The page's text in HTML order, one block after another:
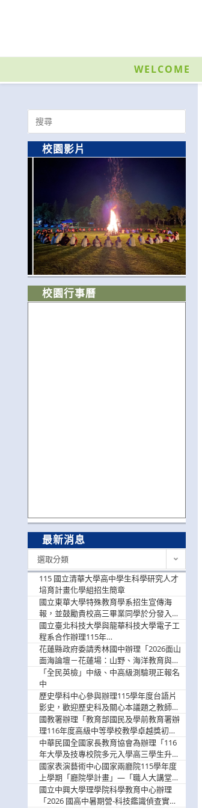
內
WELCOME
Search
for:
校園影片
校園行事曆
最新消息
選取分類
115 國立清華大學高中學生科學研究人才
培育計畫化學組招生簡章
國立東華大學特殊教育學系招生宣傳海
報，並鼓勵貴校高三畢業同學於分發入學
階段踴躍選填。
國立臺北科技大學與龍華科技大學電子工
程系合作辦理115年
「115.08.10~08.12「AI賦能應用於智慧半
導體研習營」，歡迎學生踴躍報名參加
花蓮縣政府委請秀林國中辦理「2026面山
面海論壇－花蓮場：山野、海洋教育與戶
外安全實務課程」，歡迎踴躍報名參加
「全民英檢」中級、中高級測驗現正報名
中
歷史學科中心參與辦理115學年度台語片
影史，歡迎歷史科及關心本議題之教師踴
躍報名參加
國教署辦理「教育部國民及學前教育署辦
理116年度高級中等學校教學卓越獎初選
實施計畫」，鼓勵教師踴躍報名
中華民國全國家長教育協會為辦理「116
年大學及技專校院多元入學高三學生升學
輔導家長說明會」
國家表演藝術中心國家兩廳院115學年度
上學期「廳院學計畫」—「職人大講堂」
及「一日體驗課程」，鼓勵踴躍報名參
與。
國立中興大學理學院科學教育中心辦理
「2026 國高中暑期營-科技鑑識偵查實戰